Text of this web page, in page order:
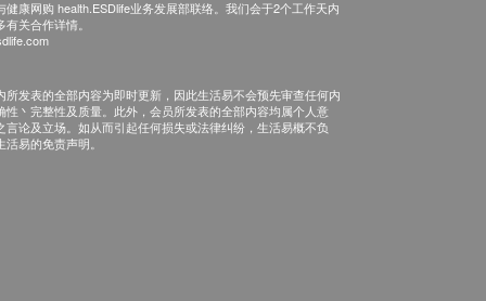
健康网购 health.ESDlife业务发展部联络。我们会于2个工作天内
关合作详情。
所发表的全部内容为即时更新，因此生活易不会预先审查任何内
性丶完整性及质量。此外，会员所发表的全部内容均属个人意
言论及立场。如从而引起任何损失或法律纠纷，生活易概不负
易的免责声明。